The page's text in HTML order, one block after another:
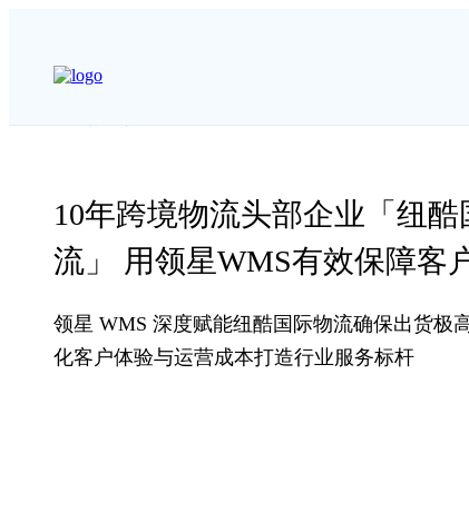
10年跨境物流头部企业「纽酷
流」 用领星WMS有效保障客
领星 WMS 深度赋能纽酷国际物流确保出货极
化客户体验与运营成本打造行业服务标杆